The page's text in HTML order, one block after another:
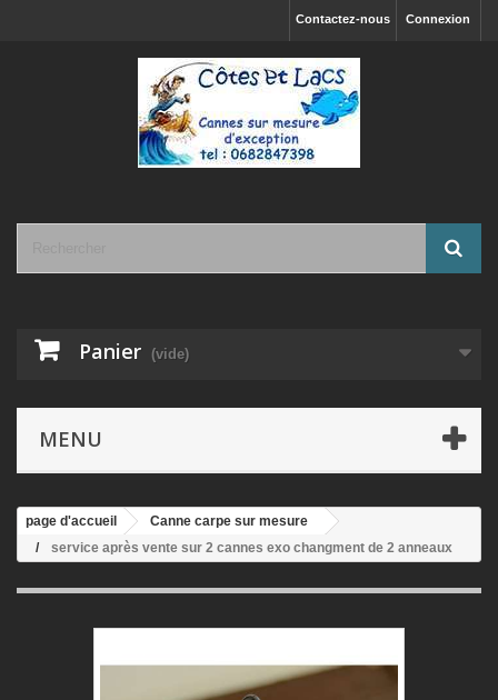
Connexion
Contactez-nous
Panier (vide)
MENU
page d'accueil
Canne carpe sur mesure
service après vente sur 2 cannes exo changment de 2 anneaux